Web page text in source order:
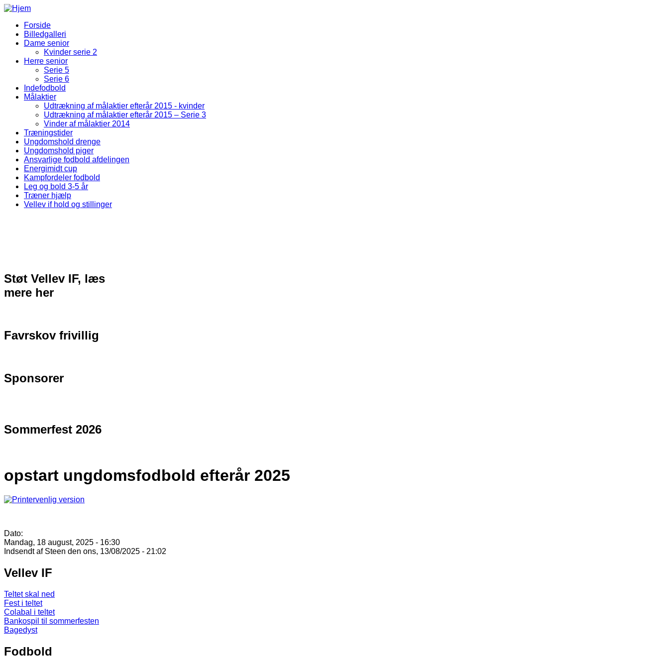
Gå til hovedindhold
Fodbold Menu
Forside
Billedgalleri
Dame senior
Kvinder serie 2
Herre senior
Serie 5
Serie 6
Indefodbold
Målaktier
Udtrækning af målaktier efterår 2015 - kvinder
Udtrækning af målaktier efterår 2015 – Serie 3
Vinder af målaktier 2014
Træningstider
Ungdomshold drenge
Ungdomshold piger
Ansvarlige fodbold afdelingen
Energimidt cup
Kampfordeler fodbold
Leg og bold 3-5 år
Træner hjælp
Vellev if hold og stillinger
Støt Vellev IF, læs
mere her
Favrskov frivillig
Sponsorer
Sommerfest 2026
opstart ungdomsfodbold efterår 2025
Dato:
Mandag, 18 august, 2025 - 16:30
Indsendt af Steen den ons, 13/08/2025 - 21:02
Vellev IF
Teltet skal ned
Fest i teltet
Colabal i teltet
Bankospil til sommerfesten
Bagedyst
Fodbold